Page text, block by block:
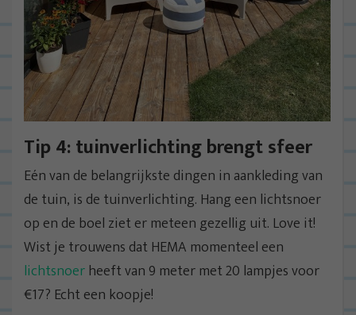
Tip 4: tuinverlichting brengt sfeer
Eén van de belangrijkste dingen in aankleding van
de tuin, is de tuinverlichting. Hang een lichtsnoer
op en de boel ziet er meteen gezellig uit. Love it!
Wist je trouwens dat HEMA momenteel een
lichtsnoer heeft van 9 meter met 20 lampjes voor
€17? Echt een koopje!